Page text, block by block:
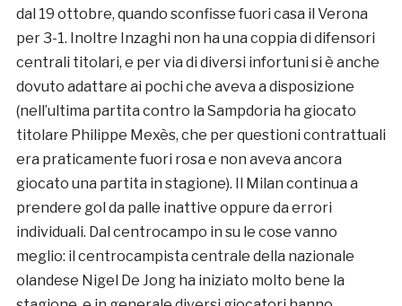
dal 19 ottobre, quando sconfisse fuori casa il Verona
per 3-1. Inoltre Inzaghi non ha una coppia di difensori
centrali titolari, e per via di diversi infortuni si è anche
dovuto adattare ai pochi che aveva a disposizione
(nell’ultima partita contro la Sampdoria ha giocato
titolare Philippe Mexès, che per questioni contrattuali
era praticamente fuori rosa e non aveva ancora
giocato una partita in stagione). Il Milan continua a
prendere gol da palle inattive oppure da errori
individuali. Dal centrocampo in su le cose vanno
meglio: il centrocampista centrale della nazionale
olandese Nigel De Jong ha iniziato molto bene la